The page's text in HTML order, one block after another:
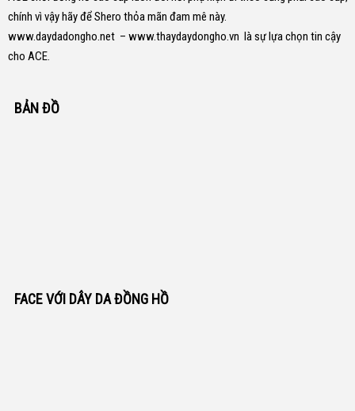
chính vì vậy hãy để Shero thỏa mãn đam mê này.
www.daydadongho.net – www.thaydaydongho.vn là sự lựa chọn tin cậy
cho ACE.
BẢN ĐỒ
FACE VỚI DÂY DA ĐỒNG HỒ